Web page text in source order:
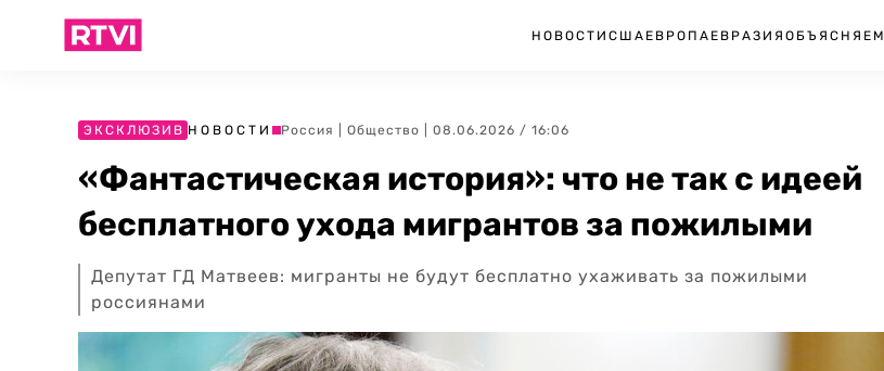
НОВОСТИ США ЕВРОПА ЕВРАЗИЯ ОБЪЯСНЯЕМ
ЭКСКЛЮЗИВ НОВОСТИ Россия Общество | 08.06.2026 / 16:06
«Фантастическая история»: что не так с идеей
бесплатного ухода мигрантов за пожилыми
Депутат ГД Матвеев: мигранты не будут бесплатно ухаживать за пожилыми
россиянами